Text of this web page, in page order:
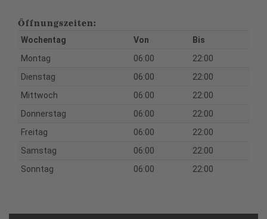
Öffnungszeiten:
Wochentag Von
Bis
Montag
06:00
22:00
Dienstag
06:00
22:00
Mittwoch
06:00
22:00
Donnerstag
06:00
22:00
Freitag
06:00
22:00
Samstag
06:00
22:00
Sonntag
06:00 22:00